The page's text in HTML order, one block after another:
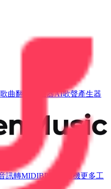
曲翻唱產生器AI歌聲產生器
訊轉MIDIBPM 計算機更多工